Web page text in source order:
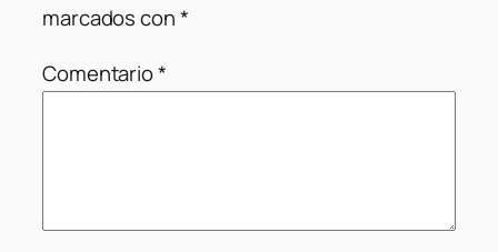
marcados con*
Comentario*